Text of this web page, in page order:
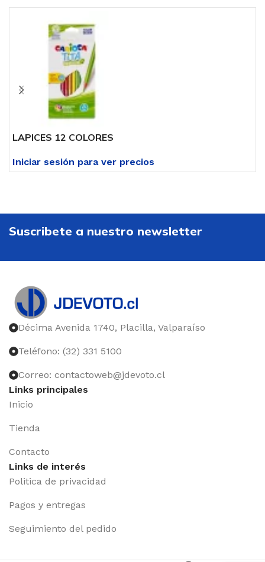
LAPICES 12 COLORES
Iniciar sesión para ver precios
Suscribete a nuestro newsletter
Décima Avenida 1740, Placilla, Valparaíso
Teléfono: (32) 331 5100
Correo: contactoweb@jdevoto.cl
Links principales
Inicio
Tienda
Contacto
Links de interés
Politica de privacidad
Pagos y entregas
Seguimiento del pedido
Iniciar